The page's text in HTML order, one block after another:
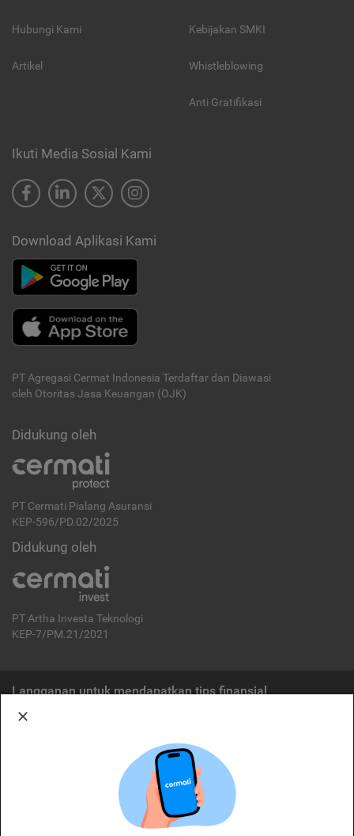
Hubungi Kami
Artikel
Kebijakan SMKI
Whistleblowing
Anti Gratifikasi
Ikuti Media Sosial Kami
Download Aplikasi Kami
PT Agregasi Cermat Indonesia Terdaftar dan Diawasi
oleh Otoritas Jasa Keuangan (OJK)
Didukung oleh
PT Cermati Pialang Asuransi
KEP-596/PD.02/2025
Didukung oleh
PT Artha Investa Teknologi
KEP-7/PM.21/2021
Langganan untuk mendapatkan tips finansial
Cermati merupakan penyelenggara agregasi jasa keuangan yang terdaftar di
OJK. Oleh karena itu, produk dan/atau layanan jasa keuangan yang
ditawarkan bukan merupakan produk dan/atau layanan jasa keuangan yang
diterbitkan oleh Cermati dan Cermati tidak bertanggung jawab atas tuntutan